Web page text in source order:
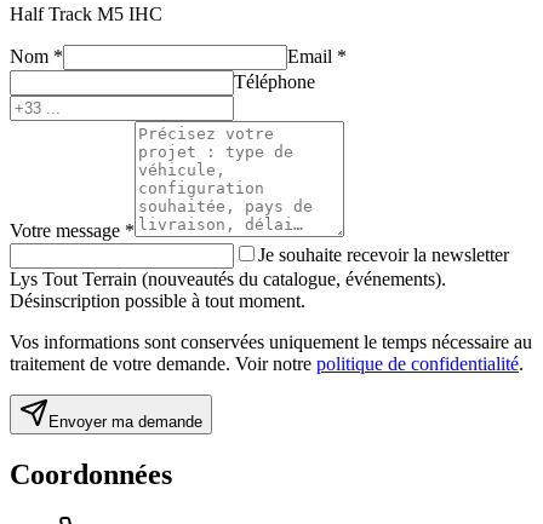
Half Track M5 IHC
Nom * Email *
Téléphone
Votre message *
Je souhaite recevoir la newsletter
Lys Tout Terrain (nouveautés du catalogue, événements).
Désinscription possible à tout moment.
Vos informations sont conservées uniquement le temps nécessaire au
traitement de votre demande. Voir notre politique de confidentialité.
Envoyer ma demande
Coordonnées